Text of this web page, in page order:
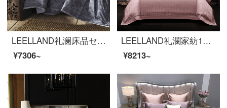
LEELLAND礼澜床品セット欧式絹織物のサテンジャカードの全綿寝具4点セットの純綿1.5メートル/1.8メートルベッド媛麗糸1.8-2.0メートルベッド/220*240 cm
¥7306~
LEELLAND礼瀾家紡140本の全綿ジャカード4点セットの高級欧式ベッド用品純綿ベッドセットジェシー1.8-2.0メートルベッド/220*240 cm
¥8213~